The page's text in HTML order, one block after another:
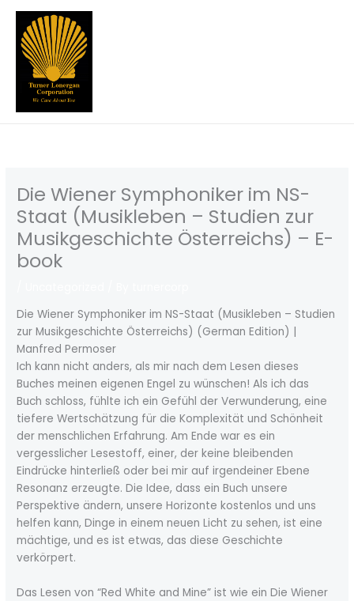
Skip
content
Die Wiener Symphoniker im NS-
Staat (Musikleben – Studien zur
Musikgeschichte Österreichs) – E-
book
Die Wiener Symphoniker im NS-Staat (Musikleben – Studien
zur Musikgeschichte Österreichs) (German Edition) |
Manfred Permoser
Ich kann nicht anders, als mir nach dem Lesen dieses
Buches meinen eigenen Engel zu wünschen! Als ich das
Buch schloss, fühlte ich ein Gefühl der Verwunderung, eine
tiefere Wertschätzung für die Komplexität und Schönheit
der menschlichen Erfahrung. Am Ende war es ein
vergesslicher Lesestoff, einer, der keine bleibenden
Eindrücke hinterließ oder bei mir auf irgendeiner Ebene
Resonanz erzeugte. Die Idee, dass ein Buch unsere
Perspektive ändern, unsere Horizonte kostenlos und uns
helfen kann, Dinge in einem neuen Licht zu sehen, ist eine
mächtige, und es ist etwas, das diese Geschichte
verkörpert.
Das Lesen von “Red White and Mine” ist wie ein Die Wiener